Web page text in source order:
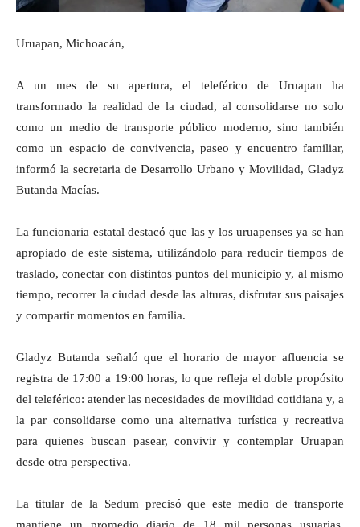
Uruapan, Michoacán,
A un mes de su apertura, el teleférico de Uruapan ha
transformado la realidad de la ciudad, al consolidarse no solo
como un medio de transporte público moderno, sino también
como un espacio de convivencia, paseo y encuentro familiar,
informó la secretaria de Desarrollo Urbano y Movilidad, Gladyz
Butanda Macías.
La funcionaria estatal destacó que las y los uruapenses ya se han
apropiado de este sistema, utilizándolo para reducir tiempos de
traslado, conectar con distintos puntos del municipio y, al mismo
tiempo, recorrer la ciudad desde las alturas, disfrutar sus paisajes
y compartir momentos en familia.
Gladyz Butanda señaló que el horario de mayor afluencia se
registra de 17:00 a 19:00 horas, lo que refleja el doble propósito
del teleférico: atender las necesidades de movilidad cotidiana y, a
la par consolidarse como una alternativa turística y recreativa
para quienes buscan pasear, convivir y contemplar Uruapan
desde otra perspectiva.
La titular de la Sedum precisó que este medio de transporte
mantiene un promedio diario de 18 mil personas usuarias,